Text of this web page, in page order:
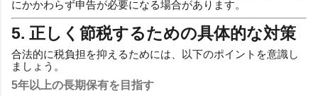
にかかわらず申告が必要になる場合があります。
5. 正しく節税するための具体的な対策
合法的に税負担を抑えるためには、以下のポイントを意識し
ましょう。
5年以上の長期保有を目指す